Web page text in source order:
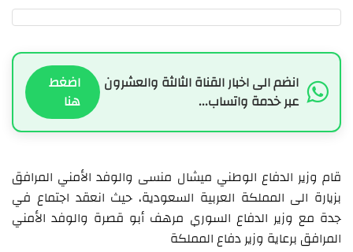
انضم الى اخبار القناة الثالثة والعشرون
عبر خدمة واتساب...
اضغط
هنا
قام وزير الدفاع الوطني ميشال منسى والوفد الأمني المرافق
بزيارة الى المملكة العربية السعودية، حيث انعقد اجتماع في
جدة مع وزير الدفاع السوري مرهف أبو قصرة والوفد الأمني
المرافق برعاية وزير دفاع المملكة